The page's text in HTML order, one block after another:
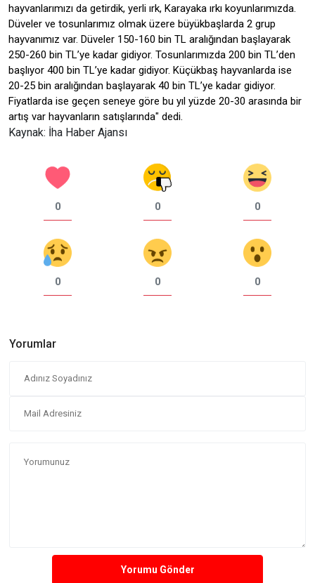
hayvanlarımızı da getirdik, yerli ırk, Karayaka ırkı koyunlarımızda.
Düveler ve tosunlarımız olmak üzere büyükbaşlarda 2 grup
hayvanımız var. Düveler 150-160 bin TL aralığından başlayarak
250-260 bin TL’ye kadar gidiyor. Tosunlarımızda 200 bin TL’den
başlıyor 400 bin TL’ye kadar gidiyor. Küçükbaş hayvanlarda ise
20-25 bin aralığından başlayarak 40 bin TL’ye kadar gidiyor.
Fiyatlarda ise geçen seneye göre bu yıl yüzde 20-30 arasında bir
artış var hayvanların satışlarında" dedi.
Kaynak: İha Haber Ajansı
0 0 0
0 0 0
Yorumlar
Yorumu Gönder